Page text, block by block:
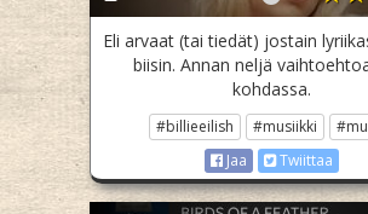
Eli arvaat (tai tiedät) jostain
biisin. Annan neljä
kohdassa.
#billieeilish #musiikki
Jaa
Twiittaa